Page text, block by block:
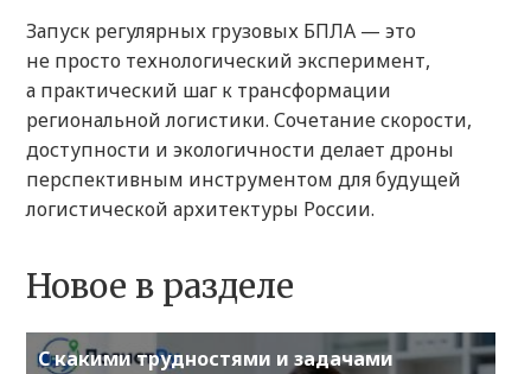
Запуск регулярных грузовых БПЛА — это
не просто технологический эксперимент,
а практический шаг к трансформации
региональной логистики. Сочетание скорости,
доступности и экологичности делает дроны
перспективным инструментом для будущей
логистической архитектуры России.
Новое в разделе
С какими трудностями и задачами